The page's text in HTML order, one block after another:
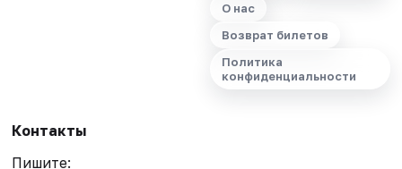
О нас
Возврат билетов
Политика
конфиденциальности
Контакты
Пишите: